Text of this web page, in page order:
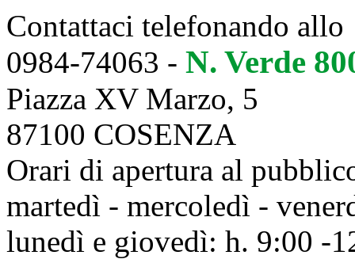
Contattaci telefonando allo
0984-74063 - N. Verde
Piazza XV Marzo, 5
87100 COSENZA
Orari di apertura al
martedì - mercoledì -
lunedì e giovedì: h. 9:00 -